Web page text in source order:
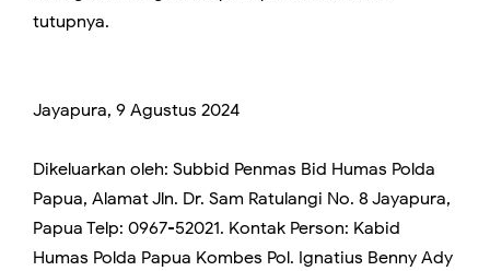
tutupnya.
Jayapura, 9 Agustus 2024
Dikeluarkan oleh: Subbid Penmas Bid Humas Polda
Papua, Alamat Jln. Dr. Sam Ratulangi No. 8 Jayapura,
Papua Telp: 0967-52021. Kontak Person: Kabid
Humas Polda Papua Kombes Pol. Ignatius Benny Ady